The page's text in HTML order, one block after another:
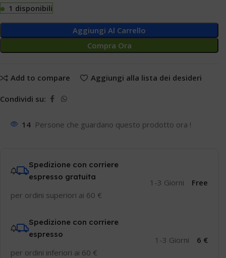
1 disponibili
Aggiungi Al Carrello
Compra Ora
Add to compare Aggiungi alla lista dei desideri
Condividi su:
14 Persone che guardano questo prodotto ora !
Spedizione con corriere
espresso gratuita
per ordini superiori ai 60 €
1-3 Giorni Free
Spedizione con corriere
espresso
per ordini inferiori ai 60 €
1-3 Giorni 6 €